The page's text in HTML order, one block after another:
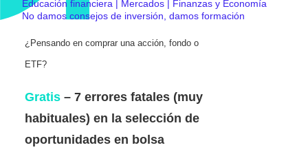
Educación financiera | Mercados | Finanzas y Economía
No damos consejos de inversión, damos formación
¿Pensando en comprar una acción, fondo o
ETF?
Gratis – 7 errores fatales (muy
habituales) en la selección de
oportunidades en bolsa